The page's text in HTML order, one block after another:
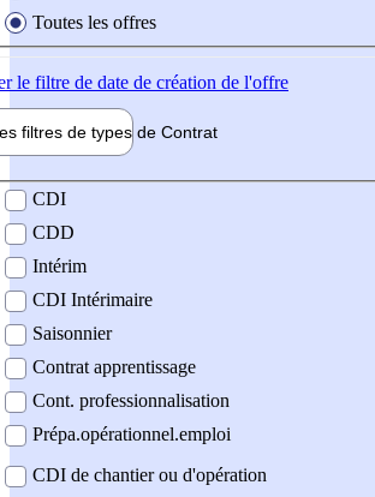
Toutes les offres
le filtre de date de création de l'offre
filtres de types de Contrat
contrat
CDI
CDD
Intérim
CDI Intérimaire
Saisonnier
Contrat apprentissage
Cont. professionnalisation
Prépa.opérationnel.emploi
CDI de chantier ou d'opération